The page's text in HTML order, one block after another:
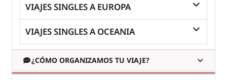
VIAJES SINGLES A EUROPA
VIAJES SINGLES A OCEANIA
¿CÓMO ORGANIZAMOS TU VIAJE?